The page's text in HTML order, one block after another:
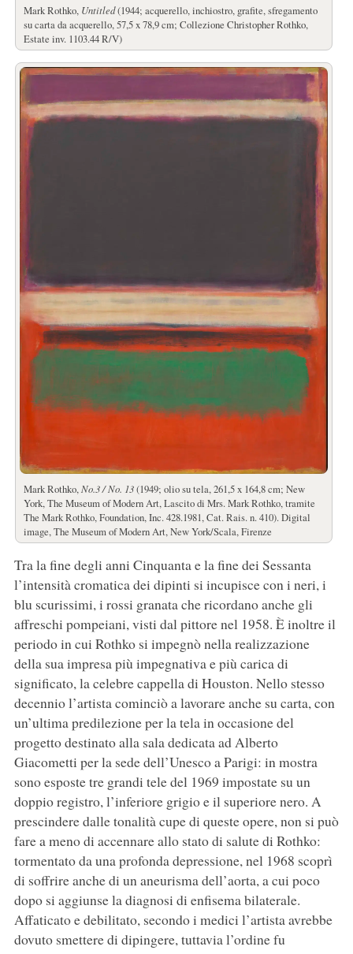
Mark Rothko, Untitled(1944; acquerello, inchiostro, grafite, sfregamento
su carta da acquerello, 57,5 x 78,9 cm; Collezione Christopher Rothko,
Estate inv. 1103.44 R/V)
Mark Rothko, No.3 / No. 13(1949; olio su tela, 261,5 x 164,8 cm; New
York, The Museum of Modern Art, Lascito di Mrs. Mark Rothko, tramite
The Mark Rothko, Foundation, Inc. 428.1981, Cat. Rais. n. 410). Digital
image, The Museum of Modern Art, New York/Scala, Firenze
Tra la fine degli anni Cinquanta e la fine dei Sessanta
l’intensità cromatica dei dipinti si incupisce con i neri, i
blu scurissimi, i rossi granata che ricordano anche gli
affreschi pompeiani, visti dal pittore nel 1958. È inoltre il
periodo in cui Rothko si impegnò nella realizzazione
della sua impresa più impegnativa e più carica di
significato, la celebre cappella di Houston. Nello stesso
decennio l’artista cominciò a lavorare anche su carta, con
un’ultima predilezione per la tela in occasione del
progetto destinato alla sala dedicata ad Alberto
Giacometti per la sede dell’Unesco a Parigi: in mostra
sono esposte tre grandi tele del 1969 impostate su un
doppio registro, l’inferiore grigio e il superiore nero. A
prescindere dalle tonalità cupe di queste opere, non si può
fare a meno di accennare allo stato di salute di Rothko:
tormentato da una profonda depressione, nel 1968 scoprì
di soffrire anche di un aneurisma dell’aorta, a cui poco
dopo si aggiunse la diagnosi di enfisema bilaterale.
Affaticato e debilitato, secondo i medici l’artista avrebbe
dovuto smettere di dipingere, tuttavia l’ordine fu